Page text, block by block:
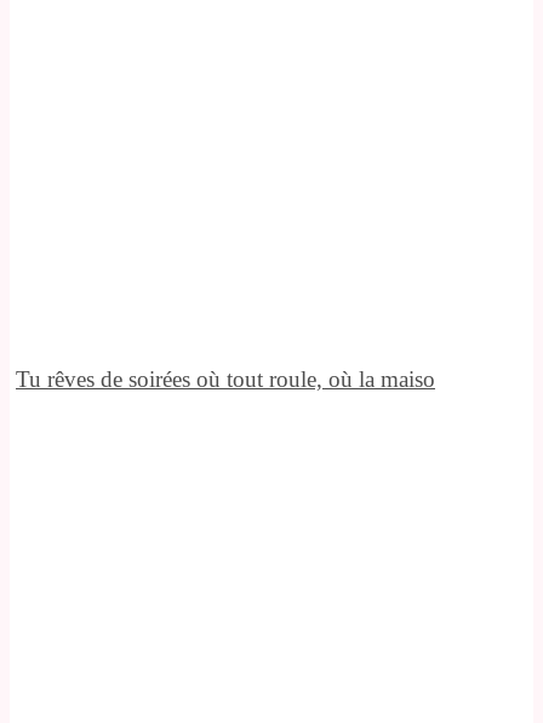
Tu rêves de soirées où tout roule, où la maiso